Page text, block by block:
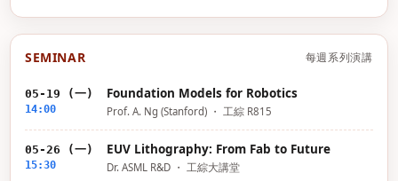
SEMINAR 每週系列演講
05-19 (一)
14:00
Foundation Models for Robotics
Prof. A. Ng (Stanford) ・ 工綜 R815
05-26 (一)
15:30
EUV Lithography: From Fab to Future
Dr. ASML R&D ・ 工綜大講堂